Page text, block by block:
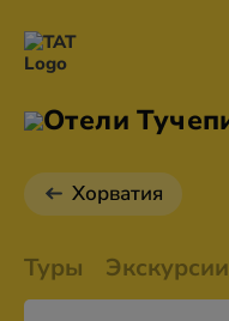
Отели
Хорватия
Туры Экскурсии